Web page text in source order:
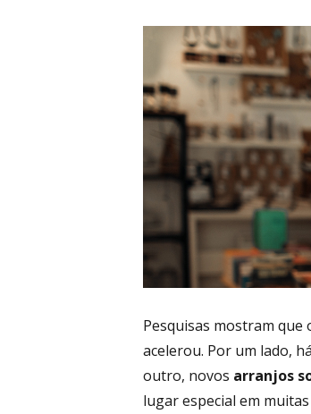
Pesquisas mostram que
acelerou. Por um lado,
outro, novos arranjos
lugar especial em